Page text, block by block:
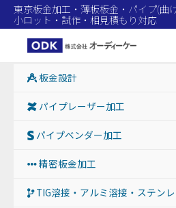
東京板金加工・薄板板金・パイプ(曲
小ロット・試作・相見積もり対応
板金設計
パイプレーザー加工
パイプベンダー加工
精密板金加工
TIG溶接・アルミ溶接・ステン